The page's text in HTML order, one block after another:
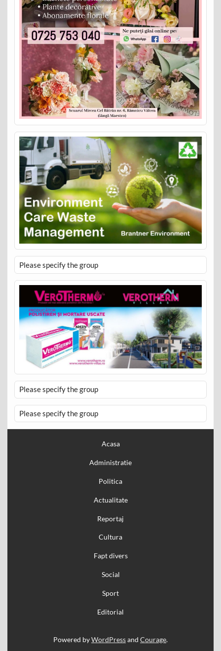
Please specify the group
Please specify the group
Please specify the group
Acasa
Administratie
Politica
Actualitate
Reportaj
Cultura
Fapt divers
Social
Sport
Editorial
Powered byWordPressand Courage.